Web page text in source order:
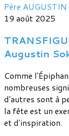
Père AUGUSTIN
19 août 2025
Augustin
Comme
nombreuses
d'autres sont à
la fête est un
et d'inspiration.